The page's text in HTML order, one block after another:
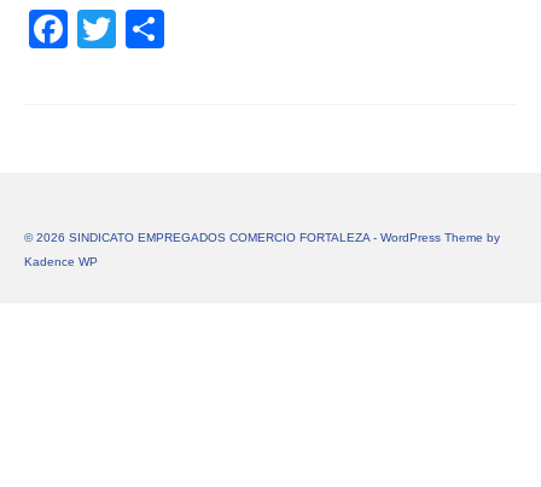
Facebook
Twitter
© 2026 SINDICATO EMPREGADOS COMERCIO FORTALEZA - WordPress Theme by
Kadence WP